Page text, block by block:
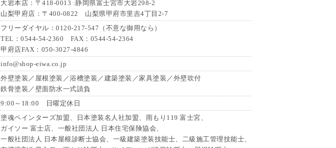
大岩本店：〒418-0013 :静岡県富士宮市大岩298-2
山梨甲府店：〒400-0822 山梨県甲府市里吉4丁目2-7
フリーダイヤル：0120-217-547（不意な御用なら）
TEL：0544-54-2360 FAX：0544-54-2364
甲府店FAX：050-3027-4846
info@shop-eiwa.co.jp
外壁塗装／屋根塗装／浴槽塗装／建築塗装／家具塗装／外壁吹付
鉄骨塗装／壁面防水一式請負
9:00～18:00 日曜定休日
塗魂ペインターズ加盟、日本塗装名人社加盟、雨もり119 富士宮、
ガイソー 富士店、一般社団法人 日本住宅保険協会、
一般社団法人 日本屋根診断士協会、一級建築塗装技能士、二級施工管理技能士、